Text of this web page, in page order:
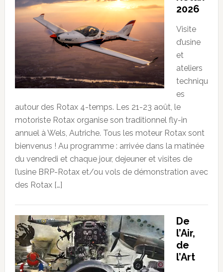
2026
Visite
d’usine
et
ateliers
techniqu
es
autour des Rotax 4-temps. Les 21-23 août, le
motoriste Rotax organise son traditionnel fly-in
annuel à Wels, Autriche. Tous les moteur Rotax sont
bienvenus ! Au programme : arrivée dans la matinée
du vendredi et chaque jour, dejeuner et visites de
l’usine BRP-Rotax et/ou vols de démonstration avec
des Rotax […]
De
l’Air,
de
l’Art